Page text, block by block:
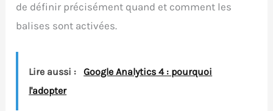
de définir précisément quand et comment les
balises sont activées.
Lire aussi :
Google Analytics 4 : pourquoi
l'adopter